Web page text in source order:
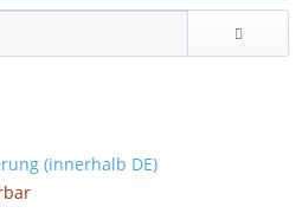
(innerhalb DE)